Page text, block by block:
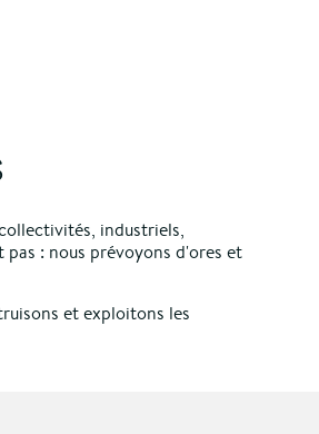
industriels,
: nous prévoyons d'ores et
et exploitons les